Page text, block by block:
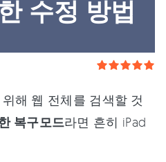
수정 방법
해 웹 전체를 검색할 것
복구모드라면 흔히 iPad